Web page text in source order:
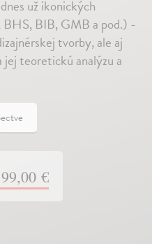
už ikonických
BIB, GMB a pod.) -
tvorby, ale aj
jej teoretickú analýzu a
€